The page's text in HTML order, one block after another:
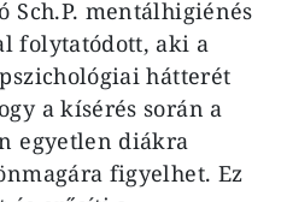
Sch.P. mentálhigiénés
folytatódott, aki a
hátterét
a kísérés során a
egyetlen diákra
figyelhet. Ez